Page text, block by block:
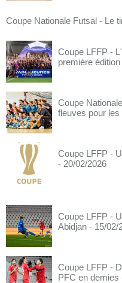
Coupe Nationale Futsal - Le
Coupe LFFP -
première édition
Coupe
fleuves pour les
Coupe LFFP -
- 20/02/2026
Coupe LFFP -
Abidjan - 15/02/
Coupe LFFP -
PFC en demies